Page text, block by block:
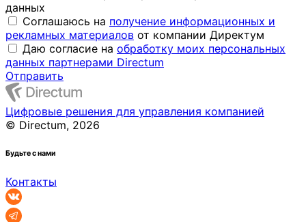
данных
Соглашаюсь на получение информационных и
рекламных материалов от компании Директум
Даю согласие на обработку моих персональных
данных партнерами Directum
Отправить
Цифровые решения для управления компанией
© Directum, 2026
Будьте с нами
Контакты